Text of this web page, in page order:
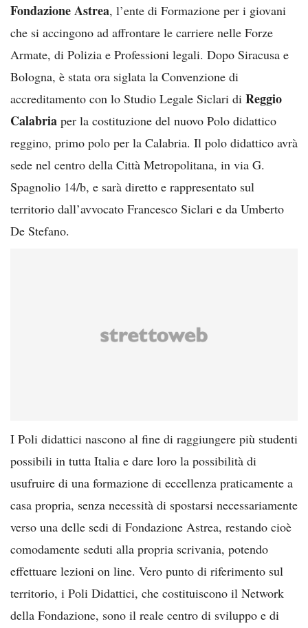
Fondazione Astrea, l’ente di Formazione per i giovani
che si accingono ad affrontare le carriere nelle Forze
Armate, di Polizia e Professioni legali. Dopo Siracusa e
Bologna, è stata ora siglata la Convenzione di
accreditamento con lo Studio Legale Siclari di Reggio
Calabria per la costituzione del nuovo Polo didattico
reggino, primo polo per la Calabria. Il polo didattico avrà
sede nel centro della Città Metropolitana, in via G.
Spagnolio 14/b, e sarà diretto e rappresentato sul
territorio dall’avvocato Francesco Siclari e da Umberto
De Stefano.
I Poli didattici nascono al fine di raggiungere più studenti
possibili in tutta Italia e dare loro la possibilità di
usufruire di una formazione di eccellenza praticamente a
casa propria, senza necessità di spostarsi necessariamente
verso una delle sedi di Fondazione Astrea, restando cioè
comodamente seduti alla propria scrivania, potendo
effettuare lezioni on line. Vero punto di riferimento sul
territorio, i Poli Didattici, che costituiscono il Network
della Fondazione, sono il reale centro di sviluppo e di